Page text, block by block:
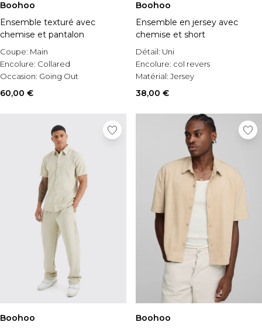
Boohoo
Ensemble texturé avec
chemise et pantalon
Coupe: Main
Encolure: Collared
Occasion: Going Out
60,00 €
Boohoo
Ensemble en jersey avec
chemise et short
Détail: Uni
Encolure: col revers
Matérial: Jersey
38,00 €
Boohoo
Boohoo